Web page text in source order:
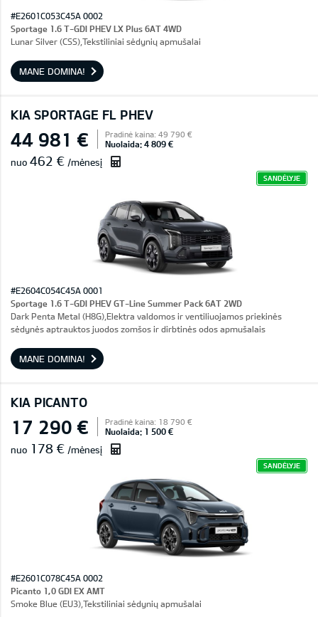
#E2601C053C45A 0002
Sportage 1.6 T-GDI PHEV LX Plus 6AT 4WD
Lunar Silver (CSS),Tekstiliniai sėdynių apmušalai
MANE DOMINA!
KIA SPORTAGE FL PHEV
44 981 € Pradinė kaina: 49 790 €
Nuolaida: 4 809 €
nuo 462 € /mėnesį
SANDĖLYJE
#E2604C054C45A 0001
Sportage 1.6 T-GDI PHEV GT-Line Summer Pack 6AT 2WD
Dark Penta Metal (H8G),Elektra valdomos ir ventiliuojamos priekinės
sėdynės aptrauktos juodos zomšos ir dirbtinės odos apmušalais
MANE DOMINA!
KIA PICANTO
17 290 € Pradinė kaina: 18 790 €
Nuolaida: 1 500 €
nuo 178 € /mėnesį
SANDĖLYJE
#E2601C078C45A 0002
Picanto 1,0 GDI EX AMT
Smoke Blue (EU3),Tekstiliniai sėdynių apmušalai